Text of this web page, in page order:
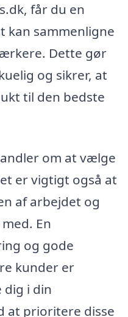
får du en
kan sammenligne
Dette gør
og sikrer, at
til den bedste
om at vælge
er vigtigt også at
af arbejdet og
En
og gode
kunder er
dig i din
at prioritere disse